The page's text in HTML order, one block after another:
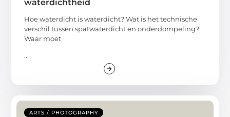
waterdichtheid
Hoe waterdicht is waterdicht? Wat is het technische
verschil tussen spatwaterdicht en onderdompeling?
Waar moet
...
ARTS / PHOTOGRAPHY